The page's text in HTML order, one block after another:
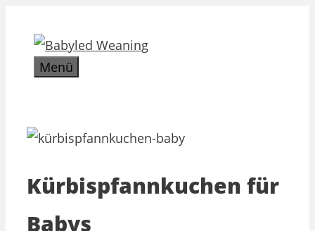
Inhalt
springenMenü
Kürbispfannkuchen für
Babys